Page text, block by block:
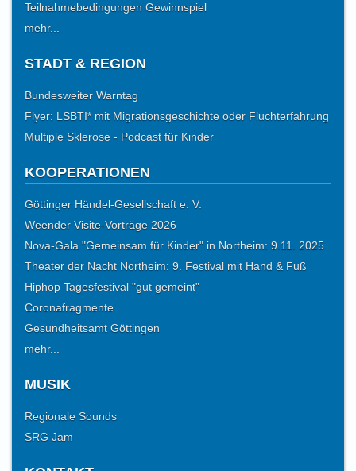
Teilnahmebedingungen Gewinnspiel
mehr...
STADT & REGION
Bundesweiter Warntag
Flyer: LSBTI* mit Migrationsgeschichte oder Fluchterfahrung
Multiple Sklerose - Podcast für Kinder
KOOPERATIONEN
Göttinger Händel-Gesellschaft e. V.
Weender Visite-Vorträge 2026
Nova-Gala "Gemeinsam für Kinder" in Northeim: 9.11. 2025
Theater der Nacht Northeim: 9. Festival mit Hand & Fuß
Hiphop Tagesfestival "gut gemeint"
Coronafragmente
Gesundheitsamt Göttingen
mehr...
MUSIK
Regionale Sounds
SRG Jam